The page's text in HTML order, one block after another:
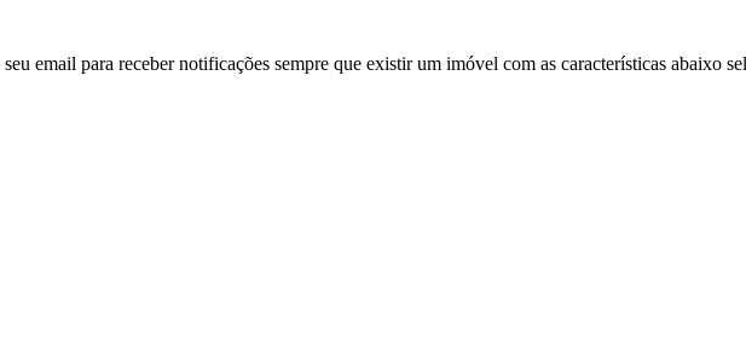
email para receber notificações sempre que existir um imóvel com as características abaixo